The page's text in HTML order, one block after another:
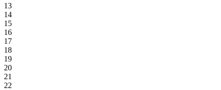
13
14
15
16
17
18
19
20
21
22